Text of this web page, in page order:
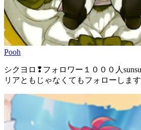
Pooh
シクヨロ❢フォロワー１０００人
リアともじゃなくてもフォローしま